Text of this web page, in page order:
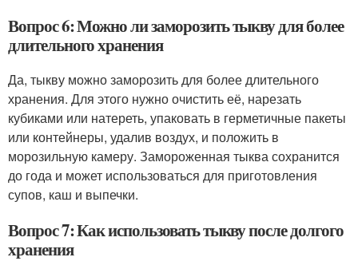
Вопрос 6: Можно ли заморозить тыкву для более
длительного хранения
Да, тыкву можно заморозить для более длительного
хранения. Для этого нужно очистить её, нарезать
кубиками или натереть, упаковать в герметичные пакеты
или контейнеры, удалив воздух, и положить в
морозильную камеру. Замороженная тыква сохранится
до года и может использоваться для приготовления
супов, каш и выпечки.
Вопрос 7: Как использовать тыкву после долгого
хранения